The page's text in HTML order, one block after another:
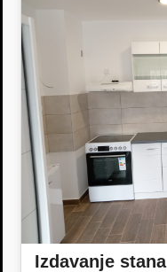
Izdavanje stana